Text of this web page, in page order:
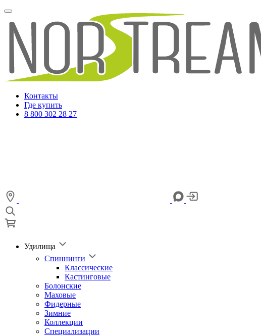
Контакты
Где купить
8 800 302 28 27
Удилища
Спиннинги
Классические
Кастинговые
Болонские
Маховые
Фидерные
Зимние
Коллекции
Специализации